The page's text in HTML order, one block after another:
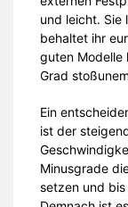
und leicht. Sie
behaltet ihr
guten Modelle
Grad
Ein
ist der
Minusgrade
setzen und